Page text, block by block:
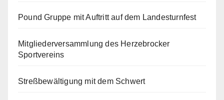
Pound Gruppe mit Auftritt auf dem Landesturnfest
Mitgliederversammlung des Herzebrocker
Sportvereins
Streßbewältigung mit dem Schwert